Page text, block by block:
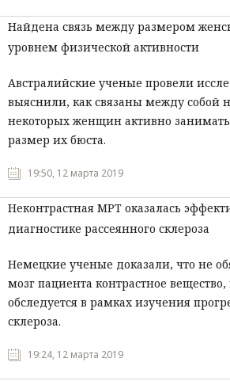
Найдена связь между размером
уровнем физической активности
Австралийские ученые провели
выяснили, как связаны между собой
некоторых женщин активно
размер их бюста.
19:50, 12 марта 2019
Неконтрастная МРТ оказалась
диагностике рассеянного склероза
Немецкие ученые доказали, что не
мозг пациента контрастное вещество,
обследуется в рамках изучения
склероза.
19:24, 12 марта 2019